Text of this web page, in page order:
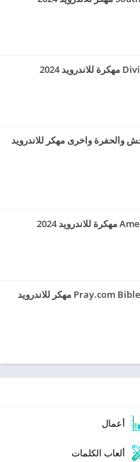
واخرى مهكر للاندرويد
تحميل تطبيق Pray.com Bible Daily Prayer مهكر للاندرويد
أعمال
ألعاب الكلمات